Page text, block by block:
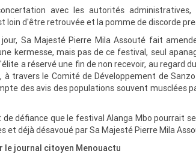
avec les autorités
loin d'être retrouvée et la pomme de discorde
Sa Majesté Pierre Mila Assouté fait
kermesse, mais pas de ce festival, seul
a réservé une fin de non recevoir, au regard
à travers le Comité de Développement de
des avis des populations souvent musclées
défiance que le festival Alanga Mbo pourrait
et déjà désavoué par Sa Majesté Pierre Mila
le journal citoyen Menouactu